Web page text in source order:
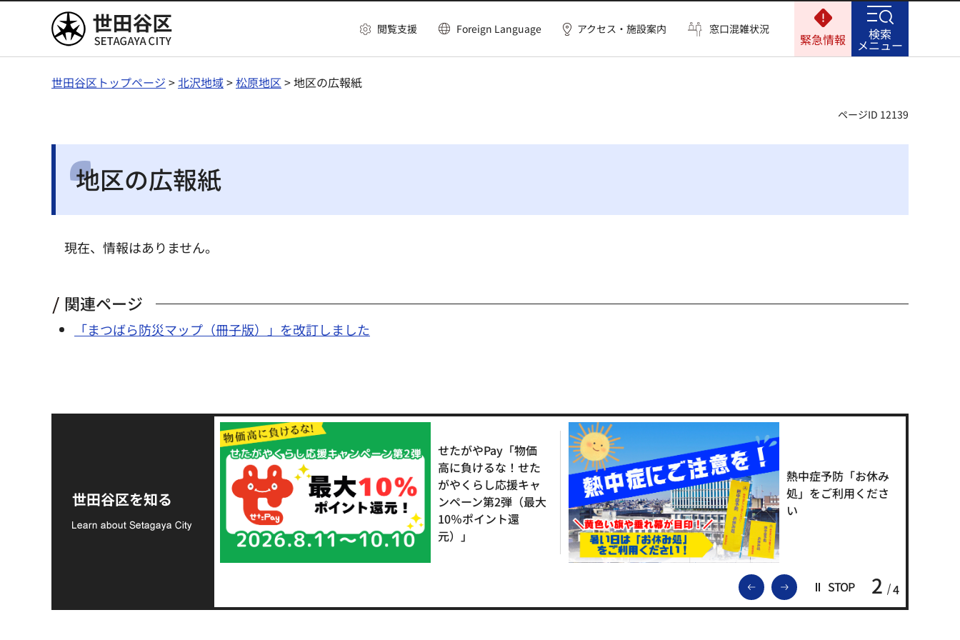
世田谷区 閲覧支援 Foreign Language アクセス・施設案内 窓口混雑状況
緊急情報 検索
メニュー
世田谷区トップページ >北沢地域>松原地区> 地区の広報紙
ページID 12139
地区の広報紙
現在、情報はありません。
関連ページ
「まつばら防災マップ（冊子版）」を改訂しました
世田谷区を知る
前のスライドを表示
次のスライドを表示
STOP 2 4
支援金の募集につい
て
せたがやPay「物価
高に負けるな！せた
がやくらし応援キャ
ンペーン第2弾（最大
10％ポイント還
元）」
熱中症予防「お休み
処」をご利用くださ
い